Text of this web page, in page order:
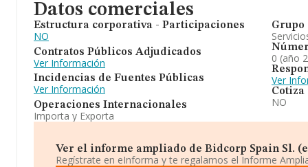
Datos comerciales
Estructura corporativa - Participaciones
NO
Contratos Públicos Adjudicados
Ver Información
Incidencias de Fuentes Públicas
Ver Información
Operaciones Internacionales
Importa y Exporta
Grupo
0 (año
Ver
Cotiza
NO
Ver el informe ampliado de Bidcorp Spain Sl.
Regístrate en eInforma y te regalamos el Informe